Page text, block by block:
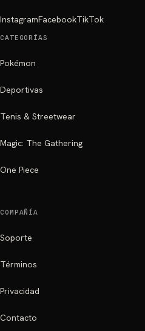
InstagramFacebookTikTok
CATEGORÍAS
Pokémon
Deportivas
Tenis & Streetwear
Magic: The Gathering
One Piece
COMPAÑÍA
Soporte
Términos
Privacidad
Contacto